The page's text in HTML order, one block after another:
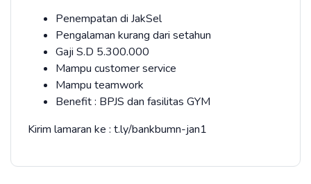
Penempatan di JakSel
Pengalaman kurang dari setahun
Gaji S.D 5.300.000
Mampu customer service
Mampu teamwork
Benefit : BPJS dan fasilitas GYM
Kirim lamaran ke : t.ly/bankbumn-jan1